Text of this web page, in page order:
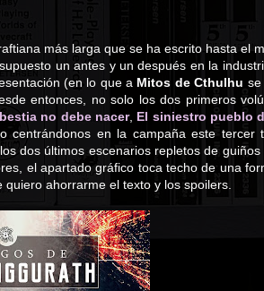
más larga que se ha escrito hasta el
un antes y un después en la
(en lo que a Mitos de Cthulhu se
entonces, no solo los dos primeros
no debe nacer, El siniestro pueblo
centrándonos en la campaña este tercer
dos últimos escenarios repletos de
el apartado gráfico toca techo de una
ahorrarme el texto y los spoilers.